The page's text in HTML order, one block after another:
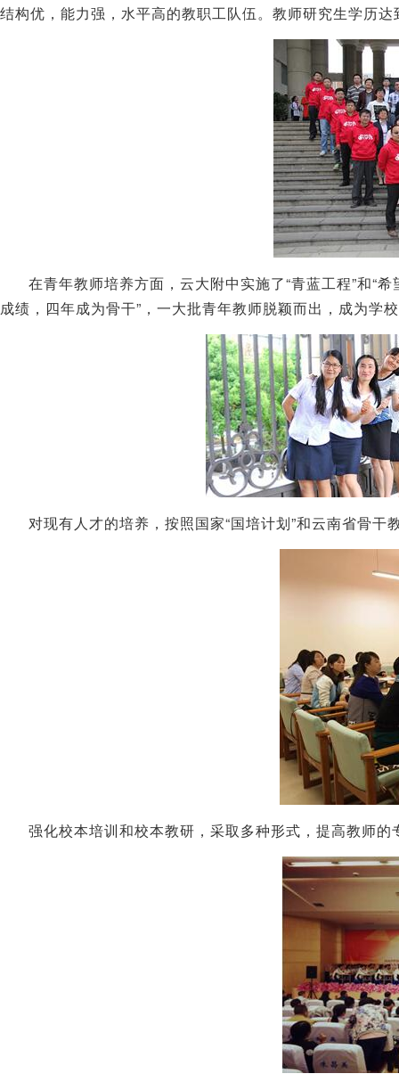
结构优，能力强，水平高的教职工队伍。教师研究生学历
在青年教师培养方面，云大附中实施了“青蓝工程”和“
成绩，四年成为骨干”，一大批青年教师脱颖而出，成为学
对现有人才的培养，按照国家“国培计划”和云南省骨
强化校本培训和校本教研，采取多种形式，提高教师